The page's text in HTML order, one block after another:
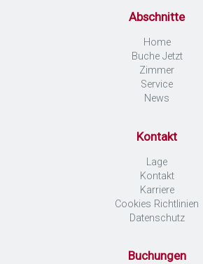
Abschnitte
Home
Buche Jetzt
Zimmer
Service
News
Kontakt
Lage
Kontakt
Karriere
Cookies Richtlinien
Datenschutz
Buchungen